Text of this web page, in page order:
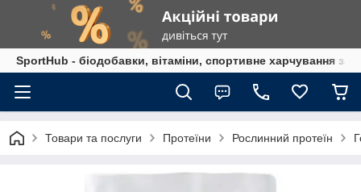
SportHub - біодобавки, вітаміни, спортивне харчування за
Товари та послуги Протеїни Рослинний протеїн